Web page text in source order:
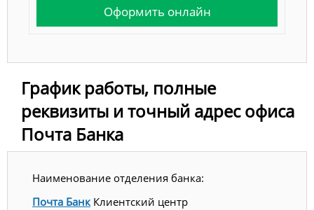
Оформить онлайн
График работы, полные
реквизиты и точный адрес офиса
Почта Банка
Наименование отделения банка:
Почта БанкКлиентский центр